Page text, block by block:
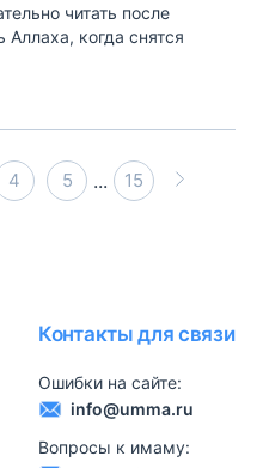
читать после
когда снятся
4 5 ... 15
Контакты для связи
Ошибки на сайте:
info@umma.ru
Вопросы к имаму: